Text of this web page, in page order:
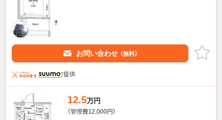
お問い合わせ （無料）
提供
12.5万円
（管理費12,000円）